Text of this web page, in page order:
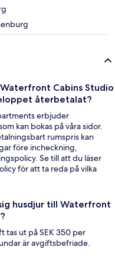
Cabins Studio
återbetalat?
erbjuder
kan bokas på våra sidor.
rumspris kan
före incheckning,
Se till att du läser
för att ta reda på vilka
husdjur till Waterfront
tas ut på SEK 350 per
är avgiftsbefriade.